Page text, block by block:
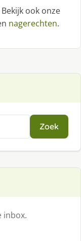
ook onze
nagerechten.
Zoek
inbox.